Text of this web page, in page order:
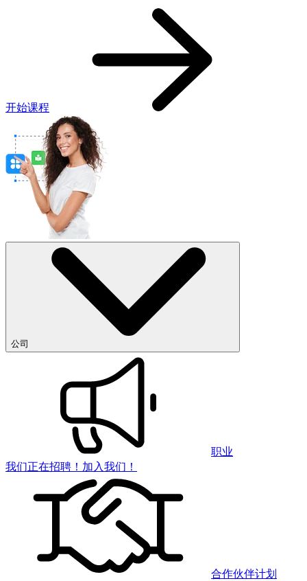
开始课程
公司
职业
我们正在招聘！加入我们！
合作伙伴计划